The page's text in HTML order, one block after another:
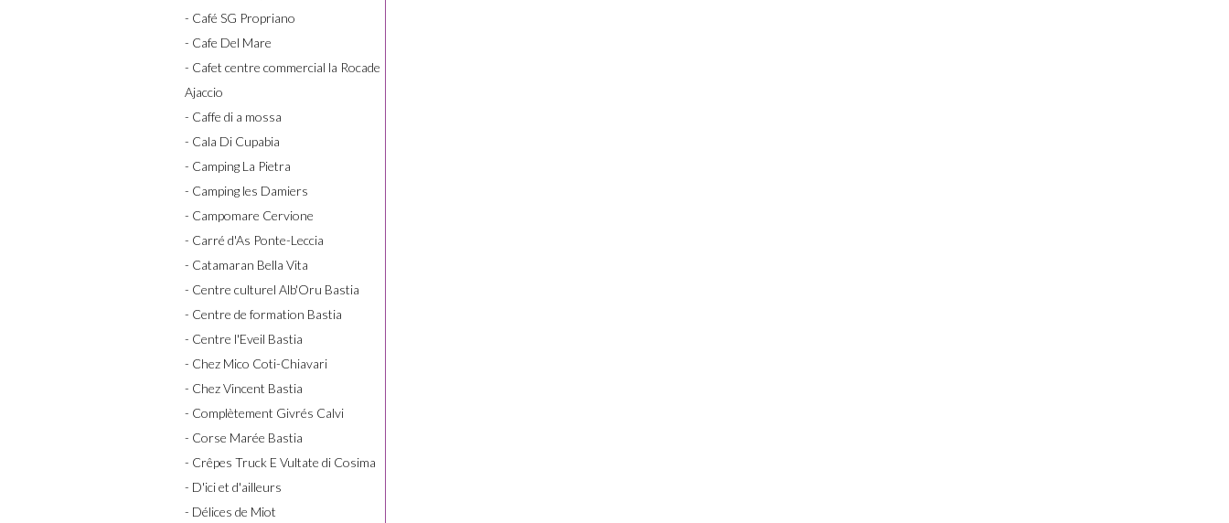
- Café SG Propriano
- Cafe Del Mare
- Cafet centre commercial la Rocade
Ajaccio
- Caffe di a mossa
- Cala Di Cupabia
- Camping La Pietra
- Camping les Damiers
- Campomare Cervione
- Carré d'As Ponte-Leccia
- Catamaran Bella Vita
- Centre culturel Alb'Oru Bastia
- Centre de formation Bastia
- Centre l'Eveil Bastia
- Chez Mico Coti-Chiavari
- Chez Vincent Bastia
- Complètement Givrés Calvi
- Corse Marée Bastia
- Crêpes Truck E Vultate di Cosima
- D'ici et d'ailleurs
- Délices de Miot